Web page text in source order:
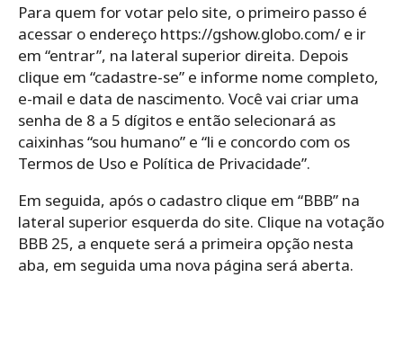
Para quem for votar pelo site, o primeiro passo é
acessar o endereço https://gshow.globo.com/ e ir
em “entrar”, na lateral superior direita. Depois
clique em “cadastre-se” e informe nome completo,
e-mail e data de nascimento. Você vai criar uma
senha de 8 a 5 dígitos e então selecionará as
caixinhas “sou humano” e “li e concordo com os
Termos de Uso e Política de Privacidade”.
Em seguida, após o cadastro clique em “BBB” na
lateral superior esquerda do site. Clique na votação
BBB 25, a enquete será a primeira opção nesta
aba, em seguida uma nova página será aberta.